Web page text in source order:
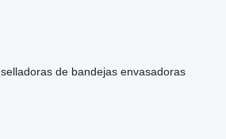
selladoras de bandejas envasadoras